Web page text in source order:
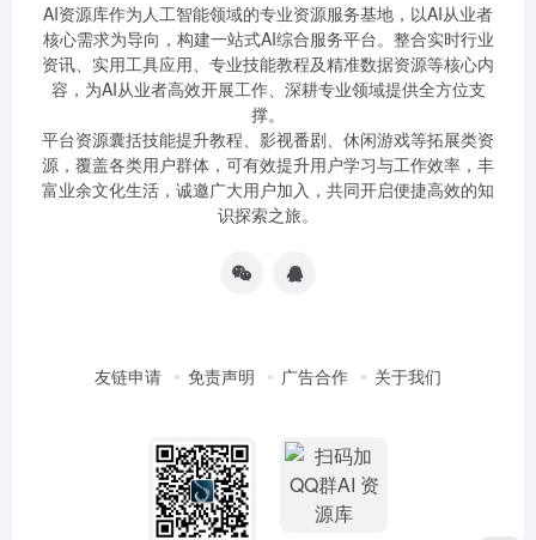
AI资源库作为人工智能领域的专业资源服务基地，以AI从业者
核心需求为导向，构建一站式AI综合服务平台。整合实时行业
资讯、实用工具应用、专业技能教程及精准数据资源等核心内
容，为AI从业者高效开展工作、深耕专业领域提供全方位支
撑。
平台资源囊括技能提升教程、影视番剧、休闲游戏等拓展类资
源，覆盖各类用户群体，可有效提升用户学习与工作效率，丰
富业余文化生活，诚邀广大用户加入，共同开启便捷高效的知
识探索之旅。
友链申请 免责声明 广告合作 关于我们